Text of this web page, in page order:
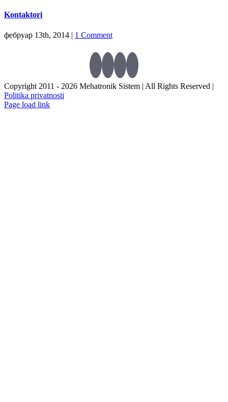
Kontaktori
фебруар 13th, 2014 | 1 Comment
Copyright 2011 - 2026 Mehatronik Sistem | All Rights Reserved |
Politika privatnosti
Page load link